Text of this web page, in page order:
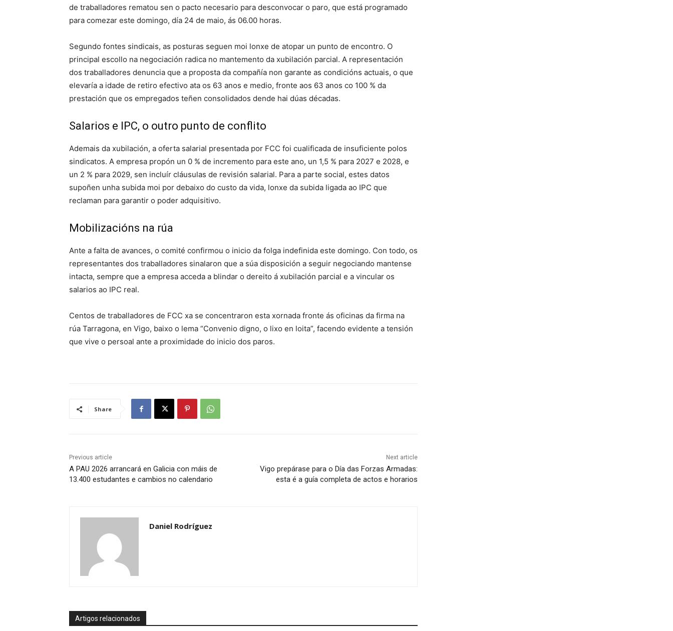
de traballadores rematou sen o pacto necesario para desconvocar o paro, que está programado
para comezar este domingo, día 24 de maio, ás 06.00 horas.
Segundo fontes sindicais, as posturas seguen moi lonxe de atopar un punto de encontro. O
principal escollo na negociación radica no mantemento da xubilación parcial. A representación
dos traballadores denuncia que a proposta da compañía non garante as condicións actuais, o que
elevaría a idade de retiro efectivo ata os 63 anos e medio, fronte aos 63 anos co 100 % da
prestación que os empregados teñen consolidados dende hai dúas décadas.
Salarios e IPC, o outro punto de conflito
Ademais da xubilación, a oferta salarial presentada por FCC foi cualificada de insuficiente polos
sindicatos. A empresa propón un 0 % de incremento para este ano, un 1,5 % para 2027 e 2028, e
un 2 % para 2029, sen incluír cláusulas de revisión salarial. Para a parte social, estes datos
supoñen unha subida moi por debaixo do custo da vida, lonxe da subida ligada ao IPC que
reclaman para garantir o poder adquisitivo.
Mobilizacións na rúa
Ante a falta de avances, o comité confirmou o inicio da folga indefinida este domingo. Con todo, os
representantes dos traballadores sinalaron que a súa disposición a seguir negociando mantense
intacta, sempre que a empresa acceda a blindar o dereito á xubilación parcial e a vincular os
salarios ao IPC real.
Centos de traballadores de FCC xa se concentraron esta xornada fronte ás oficinas da firma na
rúa Tarragona, en Vigo, baixo o lema “Convenio digno, o lixo en loita”, facendo evidente a tensión
que vive o persoal ante a proximidade do inicio dos paros.
Share
Previous article
A PAU 2026 arrancará en Galicia con máis de
13.400 estudantes e cambios no calendario
Next article
Vigo prepárase para o Día das Forzas Armadas:
esta é a guía completa de actos e horarios
Daniel Rodríguez
Artigos relacionados